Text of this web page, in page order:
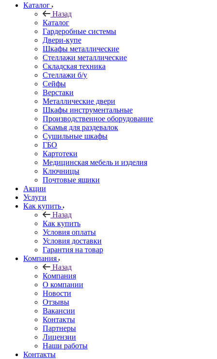
Каталог
Назад
Каталог
Гардеробные системы
Двери-купе
Шкафы металлические
Стеллажи металлические
Складская техника
Стеллажи б/у
Сейфы
Верстаки
Металлические двери
Шкафы инструментальные
Производственное оборудование
Скамья для раздевалок
Сушильные шкафы
ГБО
Картотеки
Медицинская мебель и изделия
Ключницы
Почтовые ящики
Акции
Услуги
Как купить
Назад
Как купить
Условия оплаты
Условия доставки
Гарантия на товар
Компания
Назад
Компания
О компании
Новости
Отзывы
Вакансии
Контакты
Партнеры
Лицензии
Наши работы
Контакты